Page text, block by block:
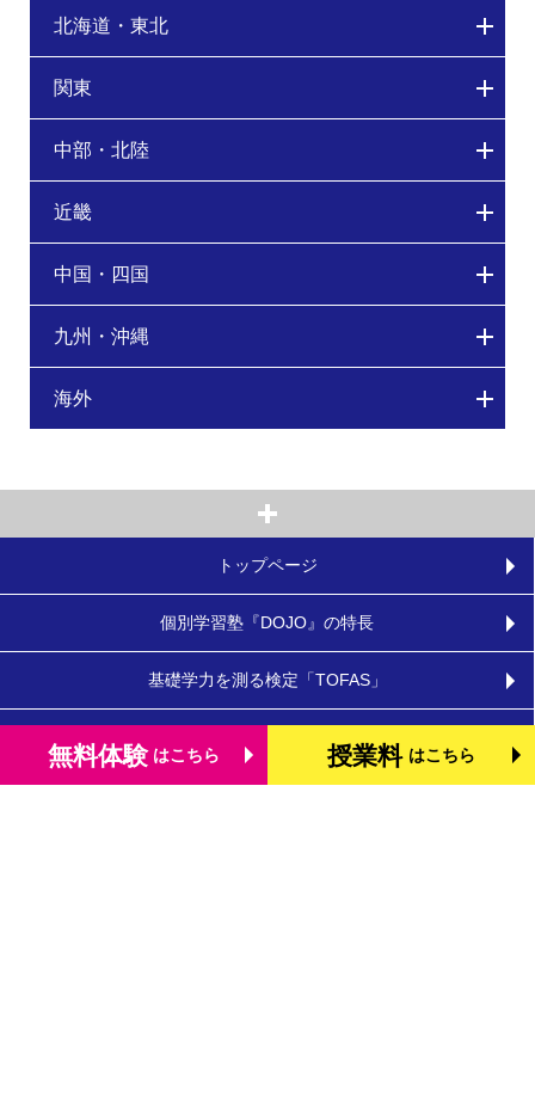
北海道・東北
関東
中部・北陸
近畿
中国・四国
九州・沖縄
海外
トップページ
個別学習塾『DOJO』の特長
基礎学力を測る検定「TOFAS」
無料体験 はこちら 授業料 はこちら